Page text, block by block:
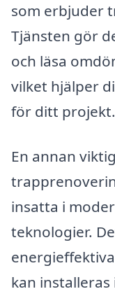
som erbjuder
Tjänsten gör
och läsa
vilket hjälper
för ditt projekt.
En annan
insatta i
teknologier.
kan